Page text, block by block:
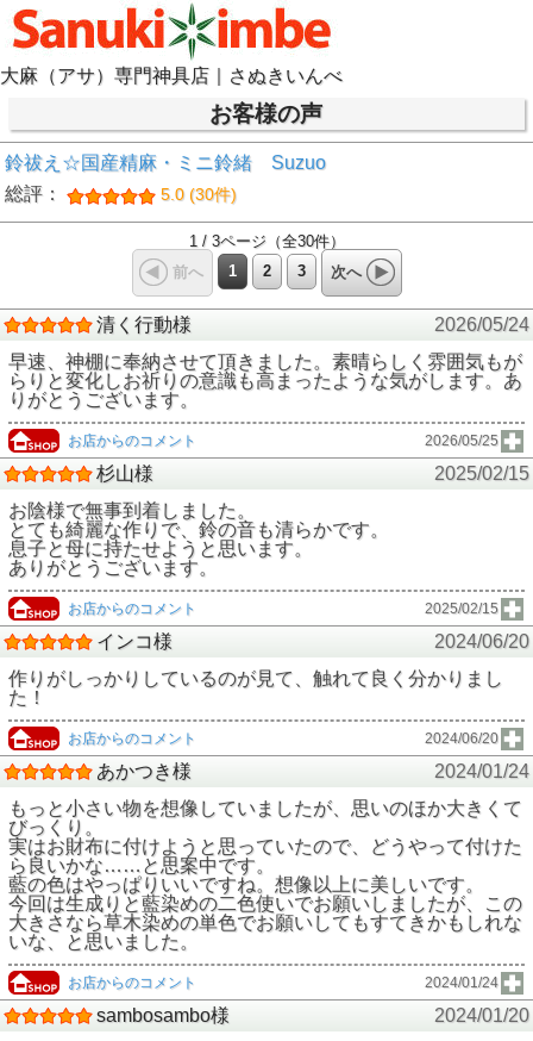
大麻（アサ）専門神具店｜さぬきいんべ
お客様の声
鈴祓え☆国産精麻・ミニ鈴緒 Suzuo
総評：
5.0 (30件)
1 / 3ページ（全30件）
前へ
1 2 3 次へ
清く行動様
2026/05/24
早速、神棚に奉納させて頂きました。素晴らしく雰囲気もが
らりと変化しお祈りの意識も高まったような気がします。あ
りがとうございます。
お店からのコメント 2026/05/25
杉山様
2025/02/15
お陰様で無事到着しました。
とても綺麗な作りで、鈴の音も清らかです。
息子と母に持たせようと思います。
ありがとうございます。
お店からのコメント 2025/02/15
インコ様
2024/06/20
作りがしっかりしているのが見て、触れて良く分かりまし
た！
お店からのコメント 2024/06/20
あかつき様
2024/01/24
もっと小さい物を想像していましたが、思いのほか大きくて
びっくり。
実はお財布に付けようと思っていたので、どうやって付けた
ら良いかな……と思案中です。
藍の色はやっぱりいいですね。想像以上に美しいです。
今回は生成りと藍染めの二色使いでお願いしましたが、この
大きさなら草木染めの単色でお願いしてもすてきかもしれな
いな、と思いました。
お店からのコメント 2024/01/24
sambosambo様
2024/01/20